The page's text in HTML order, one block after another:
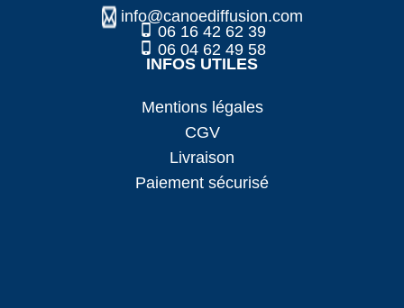
06 16 42 62 39
06 04 62 49 58
info@canoediffusion.com
INFOS UTILES
Mentions légales
CGV
Livraison
Paiement sécurisé